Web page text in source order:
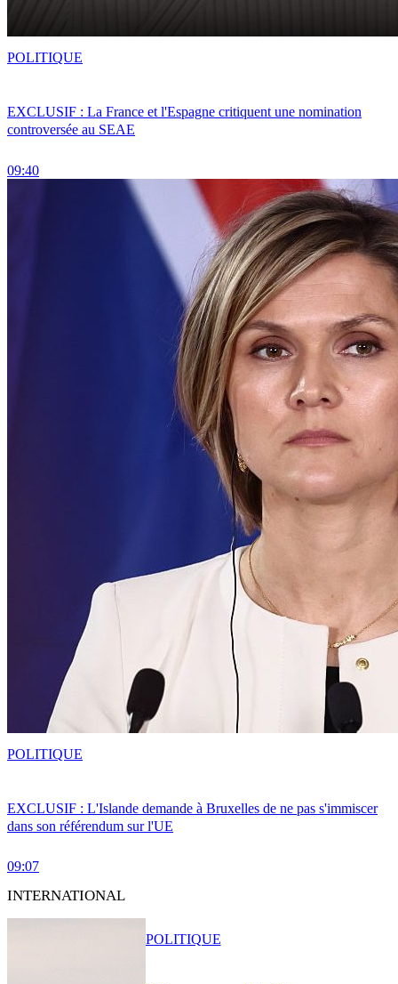
EXCLUSIF : La France et l'Espagne critiquent une nomination
controversée au SEAE
09:40
POLITIQUE
EXCLUSIF : L'Islande demande à Bruxelles de ne pas s'immiscer
dans son référendum sur l'UE
09:07
POLITIQUE
INTERNATIONAL
POLITIQUE